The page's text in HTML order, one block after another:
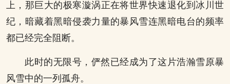
上，那巨大的极寒漩涡正在将世界快速退化到冰川世
纪，暗藏着黑暗侵袭力量的暴风雪连黑暗电台的频率
都已经完全阻断。
此时的无限号，俨然已经成为了这片浩瀚雪原暴
风雪中的一列孤舟。